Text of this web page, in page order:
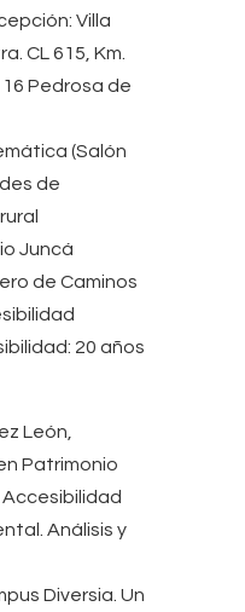
Villa
CL 615, Km.
Pedrosa de
(Salón
de
Juncá
de Caminos
20 años
León,
Patrimonio
Análisis y
Diversia. Un